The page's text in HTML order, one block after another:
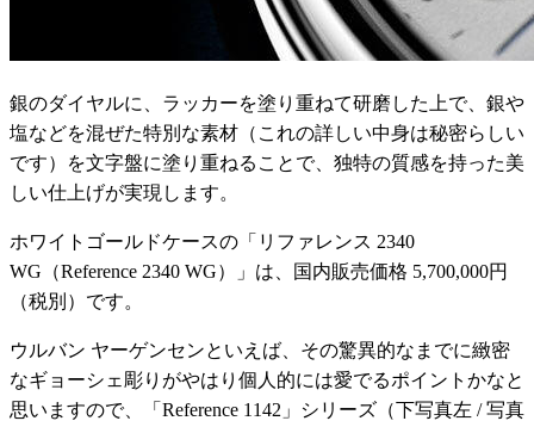
銀のダイヤルに、ラッカーを塗り重ねて研磨した上で、銀や
塩などを混ぜた特別な素材（これの詳しい中身は秘密らしい
です）を文字盤に塗り重ねることで、独特の質感を持った美
しい仕上げが実現します。
ホワイトゴールドケースの「リファレンス 2340
WG（Reference 2340 WG）」は、国内販売価格 5,700,000円
（税別）です。
ウルバン ヤーゲンセンといえば、その驚異的なまでに緻密
なギョーシェ彫りがやはり個人的には愛でるポイントかなと
思いますので、「Reference 1142」シリーズ（下写真左 / 写真